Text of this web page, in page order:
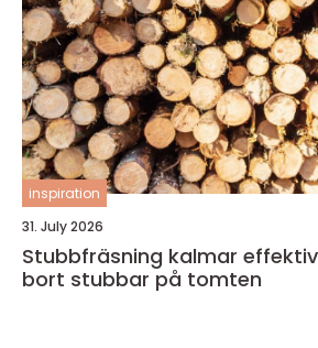
inspiration
31. July 2026
Stubbfräsning kalmar effektivt sätt att få
bort stubbar på tomten